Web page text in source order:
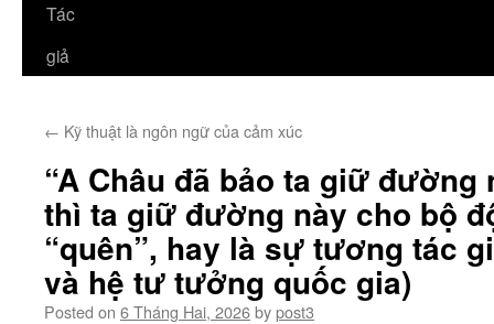
Tác
giả
← Kỹ thuật là ngôn ngữ của cảm xúc
“A Châu đã bảo ta giữ đường
thì ta giữ đường này cho bộ
“quên”, hay là sự tương tác
và hệ tư tưởng quốc gia)
Posted on 6 Tháng Hai, 2026bypost3